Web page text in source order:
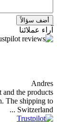
أضف سؤالاً
آراء عملائنا
Andres
and the products
The shipping to
Switzerland ...